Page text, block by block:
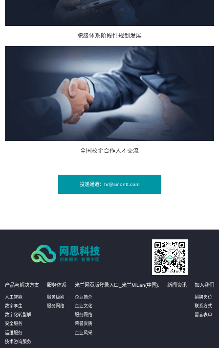
职级体系阶段性规划发展
全国校企合作人才交流
投递通道：hr@sinontt.com
产品与解决方案
人工智能
数字孪生
数字化转型解
安全服务
运维服务
技术咨询服务
服务体系
服务级别
服务网络
米兰网页版登录入口_米兰MiLan(中国),
企业简介
企业文化
服务网络
荣誉资质
企业风采
新闻资讯 加入我们
招聘岗位
联系方式
留言表单